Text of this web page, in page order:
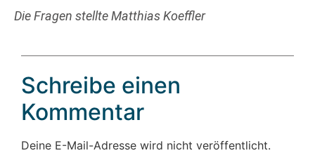
Die Fragen stellte Matthias Koeffler
Schreibe einen
Kommentar
Deine E-Mail-Adresse wird nicht veröffentlicht.